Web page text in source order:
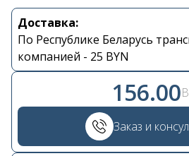
Доставка:
По Республике Беларусь
компанией - 25 BYN
156.00
Заказ и
Контакты